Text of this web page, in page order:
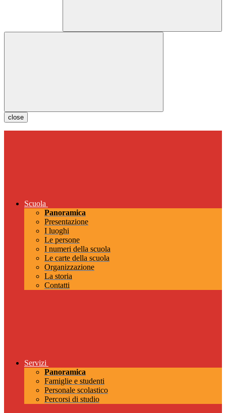
close
Scuola
Panoramica
Presentazione
I luoghi
Le persone
I numeri della scuola
Le carte della scuola
Organizzazione
La storia
Contatti
Servizi
Panoramica
Famiglie e studenti
Personale scolastico
Percorsi di studio